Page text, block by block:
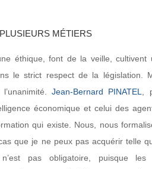
MÉTIERS
éthique, font de la veille, cultivent
le strict respect de la législation.
Jean-Bernard PINATEL
,
économique et celui des
qui existe. Nous, nous
que je ne peux pas acquérir telle
pas obligatoire, puisque les